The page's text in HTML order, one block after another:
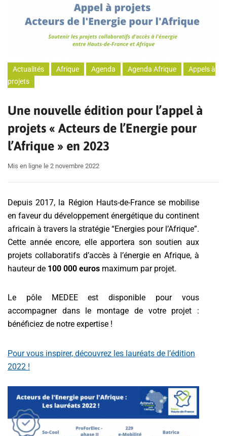
Actualités Afrique Agenda Agenda Afrique
Appels à
projets
Une nouvelle édition pour l’appel à
projets « Acteurs de l’Energie pour
l’Afrique » en 2023
Mis en ligne le 2 novembre 2022
Depuis 2017, la Région Hauts-de-France se mobilise
en faveur du développement énergétique du continent
africain à travers la stratégie “Energies pour l’Afrique”.
Cette année encore, elle apportera son soutien aux
projets collaboratifs d’accès à l’énergie en Afrique, à
hauteur de 100 000 euros maximum par projet.
Le pôle MEDEE est disponible pour vous
accompagner dans le montage de votre projet :
bénéficiez de notre expertise !
Pour vous inspirer, découvrez les lauréats de l’édition
2022 !